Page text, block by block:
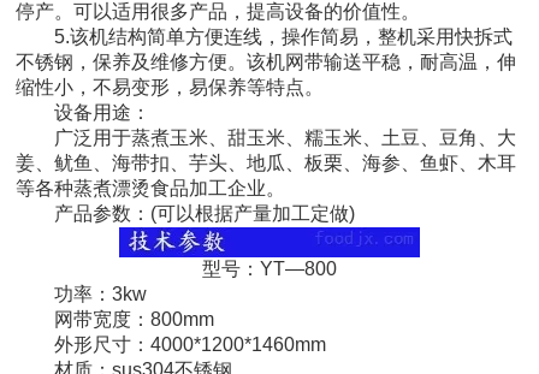
停产。可以适用很多产品，提高设备的价值性。
5.该机结构简单方便连线，操作简易，整机采用快拆式
不锈钢，保养及维修方便。该机网带输送平稳，耐高温，伸
缩性小，不易变形，易保养等特点。
设备用途：
广泛用于蒸煮玉米、甜玉米、糯玉米、土豆、豆角、大
姜、鱿鱼、海带扣、芋头、地瓜、板栗、海参、鱼虾、木耳
等各种蒸煮漂烫食品加工企业。
产品参数：(可以根据产量加工定做)
型号：YT—800
功率：3kw
网带宽度：800mm
外形尺寸：4000*1200*1460mm